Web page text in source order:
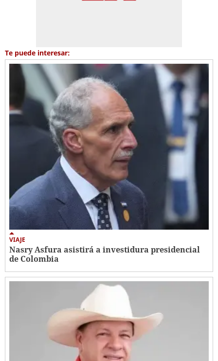
Te puede interesar:
VIAJE
Nasry Asfura asistirá a investidura presidencial
de Colombia